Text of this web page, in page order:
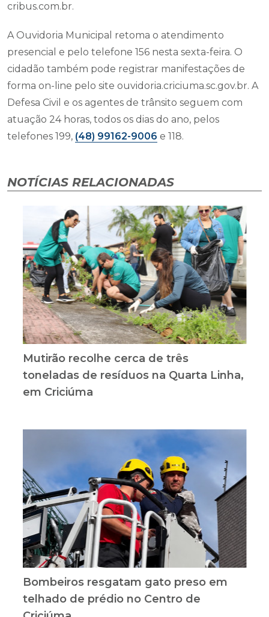
cribus.com.br.
A Ouvidoria Municipal retoma o atendimento
presencial e pelo telefone 156 nesta sexta-feira. O
cidadão também pode registrar manifestações de
forma on-line pelo site ouvidoria.criciuma.sc.gov.br. A
Defesa Civil e os agentes de trânsito seguem com
atuação 24 horas, todos os dias do ano, pelos
telefones 199, (48) 99162-9006 e 118.
NOTÍCIAS RELACIONADAS
Mutirão recolhe cerca de três
toneladas de resíduos na Quarta Linha,
em Criciúma
Bombeiros resgatam gato preso em
telhado de prédio no Centro de